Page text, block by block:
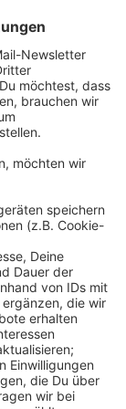
Bestseller
gesetzt,
Beine zu
durch
- besser
Zuschauern.
Details er
mit ihm